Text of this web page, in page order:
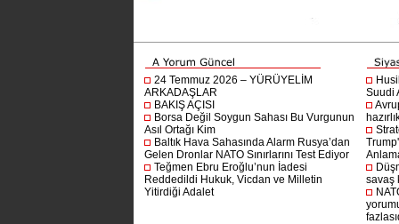
24 Temmuz 2026 – YÜRÜYELİM
ARKADAŞLAR
BAKIŞ AÇISI
Borsa Değil Soygun Sahası Bu Vurgunun
Asıl Ortağı Kim
Baltık Hava Sahasında Alarm Rusya’dan
Gelen Dronlar NATO Sınırlarını Test Ediyor
Teğmen Ebru Eroğlu’nun İadesi
Reddedildi Hukuk, Vicdan ve Milletin
Yitirdiği Adalet
Suudi
savaş